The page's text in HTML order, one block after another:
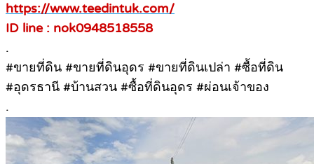
https://www.teedintuk.com/
ID line : nok0948518558
.
#ขายที่ดิน #ขายที่ดินอุดร #ขายที่ดินเปล่า #ซื้อที่ดิน
#อุดรธานี #บ้านสวน #ซื้อที่ดินอุดร #ผ่อนเจ้าของ
.